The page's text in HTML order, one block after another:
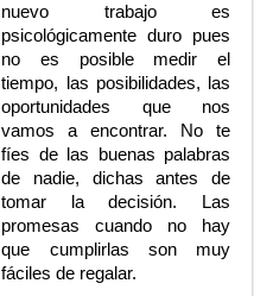
nuevo trabajo es
psicológicamente duro pues
no es posible medir el
tiempo, las posibilidades, las
oportunidades que nos
vamos a encontrar. No te
fíes de las buenas palabras
de nadie, dichas antes de
tomar la decisión. Las
promesas cuando no hay
que cumplirlas son muy
fáciles de regalar.